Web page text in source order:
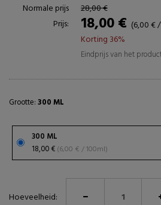
Normale prijs
28,00 €
Prijs:
18,00 € (6,00 €
Korting 36%
Eindprijs van het
Grootte: 300 ML
300 ML
18,00 €
(6,00 € / 100ml)
Hoeveelheid: